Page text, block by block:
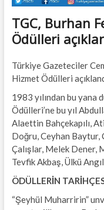
TGC, Burhan
Ödülleri
Türkiye Gazeteciler
Hizmet Ödülleri
1983 yılından bu yana
Ödülleri’ne bu yıl
Alaettin Bahçekapılı,
Doğru, Ceyhan Baytur,
Çalışlar, Melek Dener,
Tevfik Akbaş, Ülkü
ÖDÜLLERİN
“Şeyhül Muharririn”